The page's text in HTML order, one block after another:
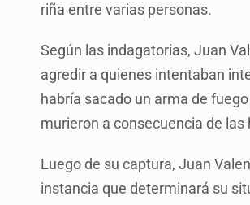
riña entre varias personas.
Según las indagatorias, Juan
agredir a quienes intentaban
habría sacado un arma de
murieron a consecuencia de las
Luego de su captura, Juan
instancia que determinará su